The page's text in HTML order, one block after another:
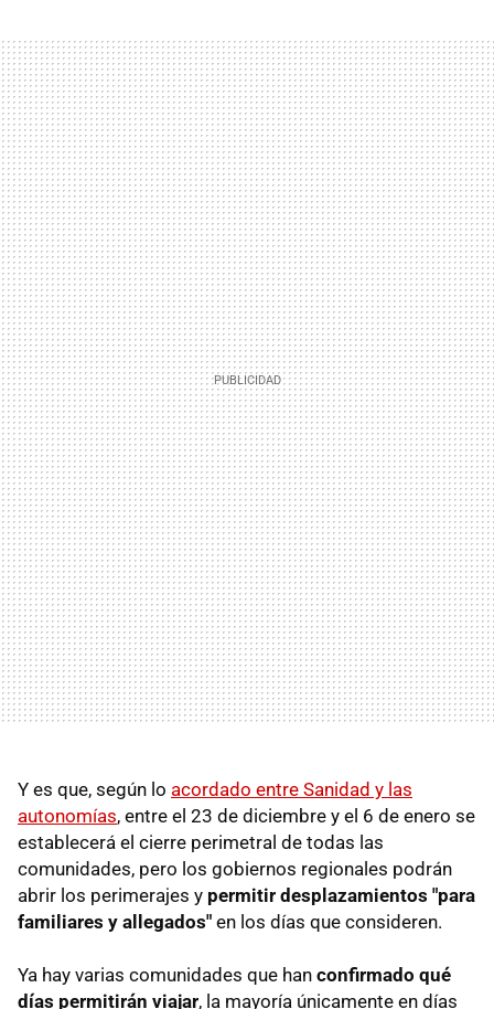
Y es que, según lo acordado entre Sanidad y las
autonomías, entre el 23 de diciembre y el 6 de enero se
establecerá el cierre perimetral de todas las
comunidades, pero los gobiernos regionales podrán
abrir los perimerajes y permitir desplazamientos "para
familiares y allegados" en los días que consideren.
Ya hay varias comunidades que han confirmado qué
días permitirán viajar, la mayoría únicamente en días